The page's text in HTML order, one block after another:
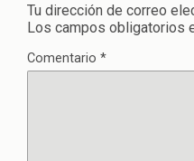
Tu dirección de correo
Los campos obligatorios
Comentario *